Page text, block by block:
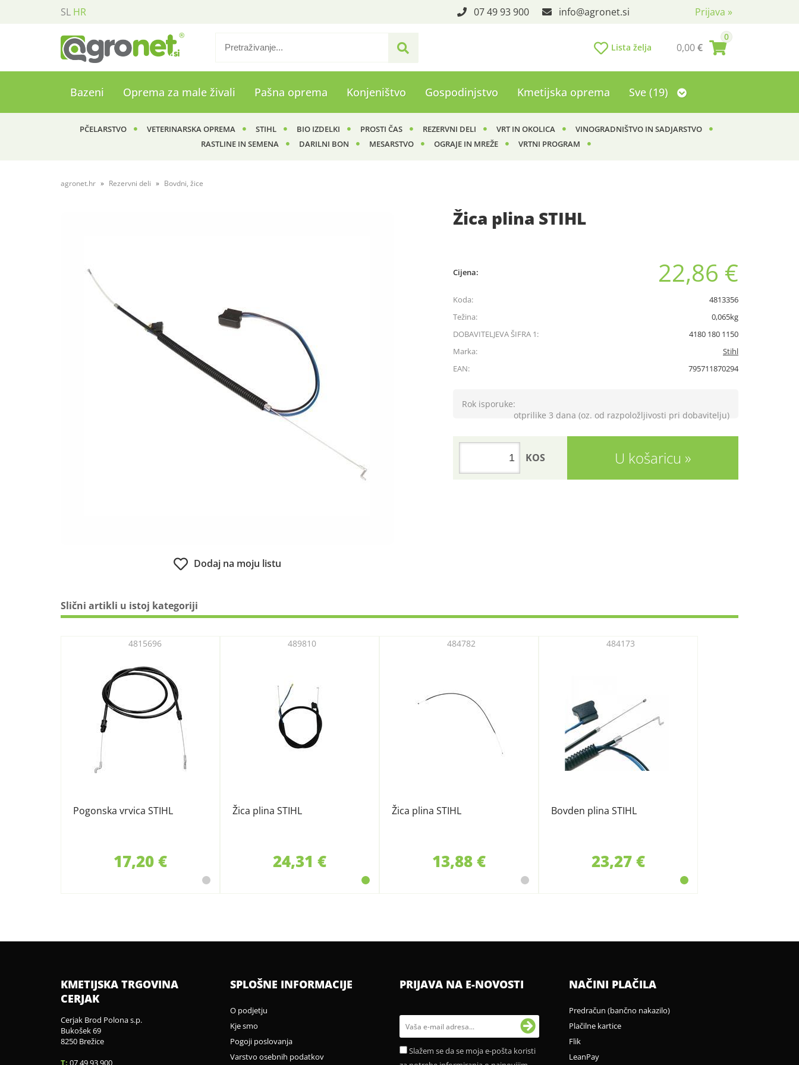
SL HR Prijava »
07 49 93 900 info agronet.si
0
0,00€
Lista želja
Bazeni Oprema za male živali Pašna oprema Konjeništvo Gospodinjstvo Kmetijska oprema Sve (19)
PČELARSTVO VETERINARSKA OPREMA STIHL BIO IZDELKI PROSTI ČAS REZERVNI DELI VRT IN OKOLICA
VINOGRADNIŠTVO IN SADJARSTVO
RASTLINE IN SEMENA
DARILNI BON MESARSTVO OGRAJE IN MREŽE VRTNI PROGRAM
agronet.hr Rezervni deli Bovdni, žice
Žica plina STIHL
Dodaj na moju listu
Cijena: 22,86 €
Koda:
4813356
Težina:
0,065kg
DOBAVITELJEVA ŠIFRA 1:
4180 180 1150
Marka:
Stihl
EAN:
795711870294
Rok isporuke:
otprilike 3 dana (oz. od razpoložljivosti pri dobavitelju)
U košaricu
KOS
Slični artikli u istoj kategoriji
Pogonska vrvica STIHL
4815696
17,20 €
Žica plina STIHL
489810
24,31 €
Žica plina STIHL
484782
13,88 €
Bovden plina STIHL
484173
23,27 €
KMETIJSKA TRGOVINA
CERJAK
Cerjak Brod Polona s.p.
Bukošek 69
8250 Brežice
T: 07 49 93 900
SPLOŠNE INFORMACIJE
O podjetju
Kje smo
Pogoji poslovanja
Varstvo osebnih podatkov
PRIJAVA NA E-NOVOSTI
Slažem se da se moja e-pošta koristi
NAČINI PLAČILA
Predračun (bančno nakazilo)
Plačilne kartice
Flik
LeanPay